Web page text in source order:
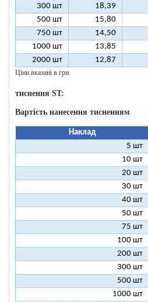
300 шт
18,39
500 шт
15,80
750 шт
14,50
1000 шт
13,85
2000 шт
12,87
Ціни вказані в грн.
тиснення ST:
Вартість нанесення тисненням
Наклад
5 шт
10 шт
20 шт
30 шт
40 шт
50 шт
75 шт
100 шт
200 шт
300 шт
500 шт
1000 шт